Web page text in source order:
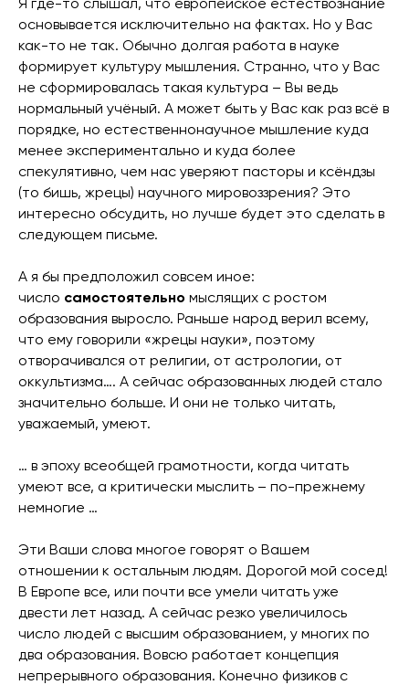
Я где-то слышал, что европейское естествознание
основывается исключительно на фактах. Но у Вас
как-то не так. Обычно долгая работа в науке
формирует культуру мышления. Странно, что у Вас
не сформировалась такая культура – Вы ведь
нормальный учёный. А может быть у Вас как раз всё в
порядке, но естественнонаучное мышление куда
менее экспериментально и куда более
спекулятивно, чем нас уверяют пасторы и ксёндзы
(то бишь, жрецы) научного мировоззрения? Это
интересно обсудить, но лучше будет это сделать в
следующем письме.
А я бы предположил совсем иное:
число самостоятельно мыслящих с ростом
образования выросло. Раньше народ верил всему,
что ему говорили «жрецы науки», поэтому
отворачивался от религии, от астрологии, от
оккультизма…. А сейчас образованных людей стало
значительно больше. И они не только читать,
уважаемый, умеют.
… в эпоху всеобщей грамотности, когда читать
умеют все, а критически мыслить – по-прежнему
немногие …
Эти Ваши слова многое говорят о Вашем
отношении к остальным людям. Дорогой мой сосед!
В Европе все, или почти все умели читать уже
двести лет назад. А сейчас резко увеличилось
число людей с высшим образованием, у многих по
два образования. Вовсю работает концепция
непрерывного образования. Конечно физиков с